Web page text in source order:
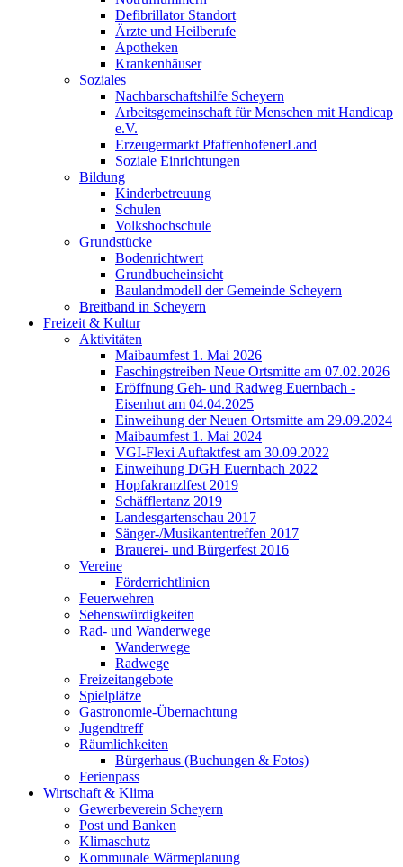
Defibrillator Standort
Ärzte und Heilberufe
Apotheken
Krankenhäuser
Soziales
Nachbarschaftshilfe Scheyern
Arbeitsgemeinschaft für Menschen mit Handicap
e.V.
Erzeugermarkt PfaffenhofenerLand
Soziale Einrichtungen
Bildung
Kinderbetreuung
Schulen
Volkshochschule
Grundstücke
Bodenrichtwert
Grundbucheinsicht
Baulandmodell der Gemeinde Scheyern
Breitband in Scheyern
Freizeit & Kultur
Aktivitäten
Maibaumfest 1. Mai 2026
Faschingstreiben Neue Ortsmitte am 07.02.2026
Eröffnung Geh- und Radweg Euernbach -
Eisenhut am 04.04.2025
Einweihung der Neuen Ortsmitte am 29.09.2024
Maibaumfest 1. Mai 2024
VGI-Flexi Auftaktfest am 30.09.2022
Einweihung DGH Euernbach 2022
Hopfakranzlfest 2019
Schäfflertanz 2019
Landesgartenschau 2017
Sänger-/Musikantentreffen 2017
Brauerei- und Bürgerfest 2016
Vereine
Förderrichtlinien
Feuerwehren
Sehenswürdigkeiten
Rad- und Wanderwege
Wanderwege
Radwege
Freizeitangebote
Spielplätze
Gastronomie-Übernachtung
Jugendtreff
Räumlichkeiten
Bürgerhaus (Buchungen & Fotos)
Ferienpass
Wirtschaft & Klima
Gewerbeverein Scheyern
Post und Banken
Klimaschutz
Kommunale Wärmeplanung